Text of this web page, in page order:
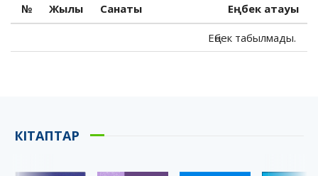
№ Жылы Санаты Еңбек атауы
Еңбек табылмады.
КІТАПТАР